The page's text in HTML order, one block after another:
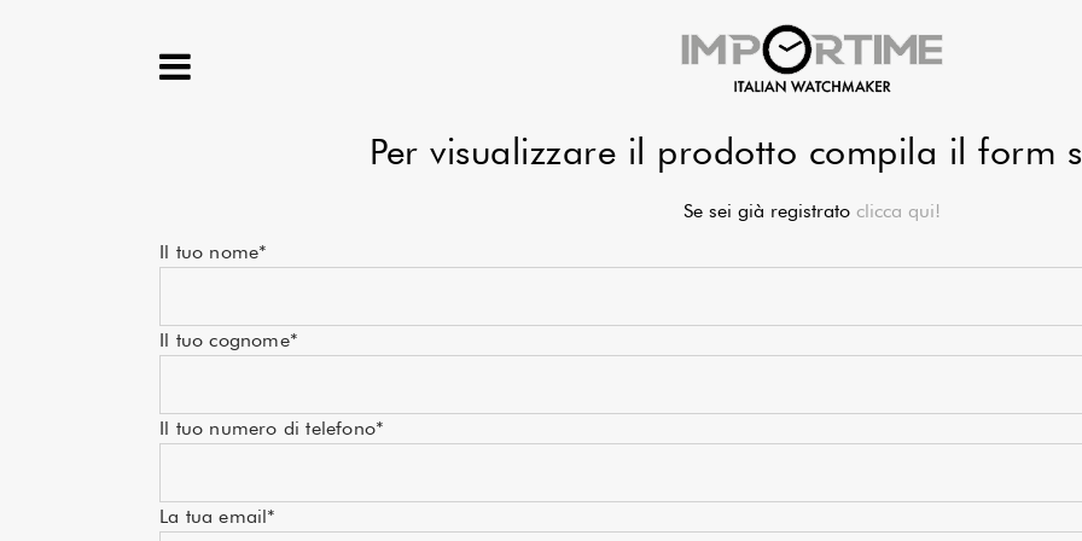
Per visualizzare il prodotto compila il form
Se sei già registrato clicca qui!
Il tuo nome*
Il tuo cognome*
Il tuo numero di telefono*
La tua email*